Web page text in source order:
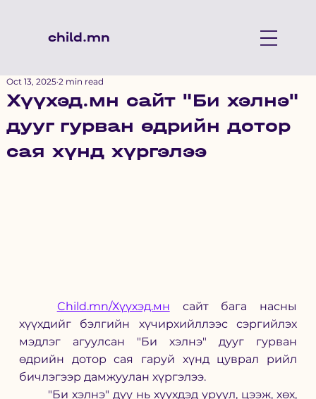
child.mn
Хүүхэд.мн сайт "Би хэлнэ"
дууг гурван өдрийн дотор
сая хүнд хүргэлээ
Oct 13, 2025 2 min read
Child.mn/Хүүхэд.мн сайт бага насны
хүүхдийг бэлгийн хүчирхийллээс сэргийлэх
мэдлэг агуулсан "Би хэлнэ" дууг гурван
өдрийн дотор сая гаруй хүнд цуврал рийл
бичлэгээр дамжуулан хүргэлээ.